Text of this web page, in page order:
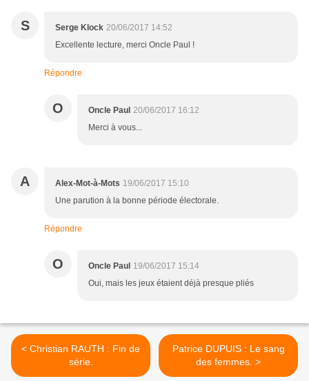
S Serge Klock 20/06/2017 14:52
Excellente lecture, merci Oncle Paul !
Répondre
O Oncle Paul 20/06/2017 16:12
Merci à vous...
A Alex-Mot-à-Mots 19/06/2017 15:10
Une parution à la bonne période électorale.
Répondre
O Oncle Paul 19/06/2017 15:14
Oui, mais les jeux étaient déjà presque pliés
< Christian RAUTH : Fin de
série.
Patrice DUPUIS : Le sang
des femmes. >